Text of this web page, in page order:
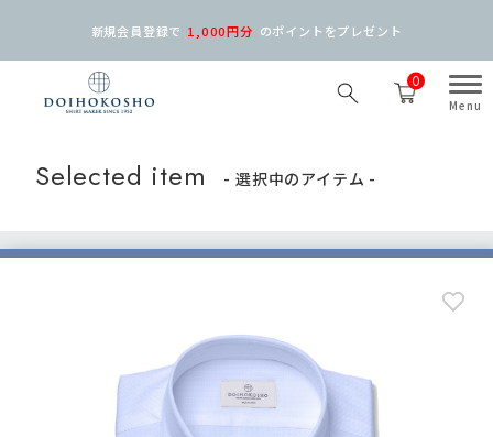
0
新規会員登録で 1,000円分 のポイントをプレゼント
Selected item - 選択中のアイテム -